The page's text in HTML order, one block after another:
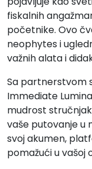
fiskalnih
početnike. Ovo
neophytes i
važnih alata i
Sa partnerstvom
Immediate
mudrost
vaše putovanje u
svoj akumen,
pomažući u vašoj